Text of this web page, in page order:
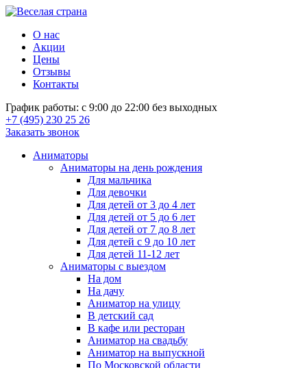
О нас
Акции
Цены
Отзывы
Контакты
График работы: с 9:00 до 22:00 без выходных
+7 (495) 230 25 26
Заказать звонок
Аниматоры
Аниматоры на день рождения
Для мальчика
Для девочки
Для детей от 3 до 4 лет
Для детей от 5 до 6 лет
Для детей от 7 до 8 лет
Для детей с 9 до 10 лет
Для детей 11-12 лет
Аниматоры с выездом
На дом
На дачу
Аниматор на улицу
В детский сад
В кафе или ресторан
Аниматор на свадьбу
Аниматор на выпускной
По Московской области